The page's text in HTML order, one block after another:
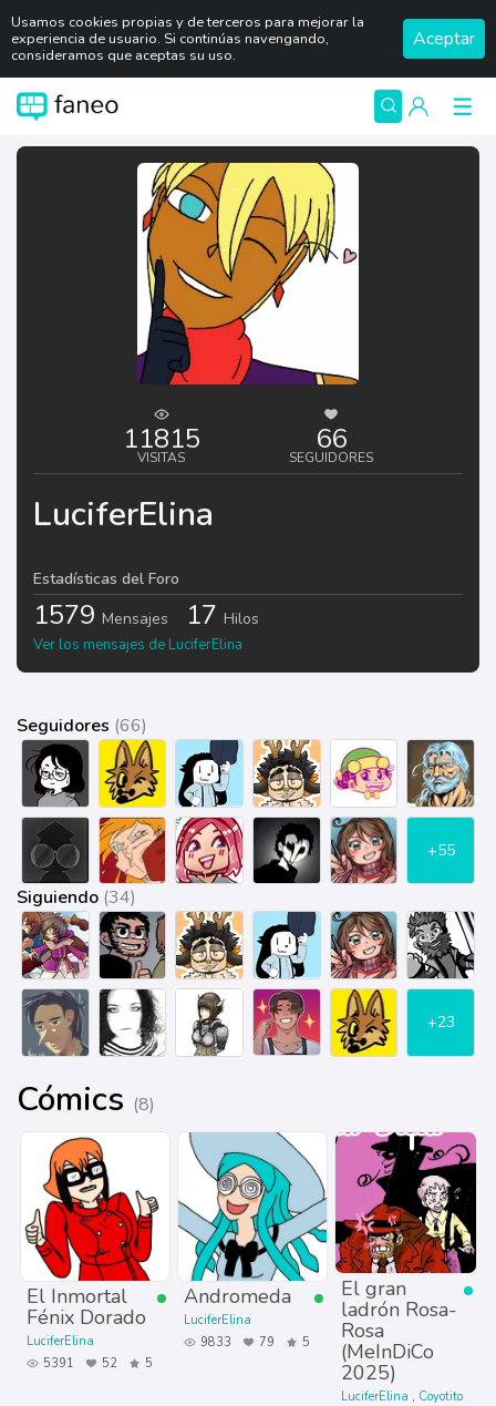
Usamos cookies propias y de terceros para mejorar la
experiencia de usuario. Si continúas navengando,
consideramos que aceptas su uso.
Aceptar
11815
VISITAS
66
SEGUIDORES
LuciferElina
Estadísticas del Foro
1579 Mensajes 17 Hilos
Ver los mensajes de LuciferElina
Seguidores (66)
+55
Siguiendo (34)
+23
Cómics (8)
El Inmortal
Fénix Dorado
LuciferElina
5391
52 5
Andromeda
LuciferElina
9833
79 5
El gran
ladrón Rosa-
Rosa
(MeInDiCo
2025)
LuciferElina
Coyotito